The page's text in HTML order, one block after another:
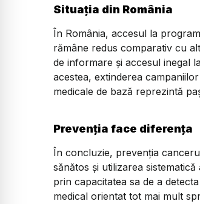
Situația din România
În România, accesul la
rămâne redus comparativ cu
de informare și accesul inegal
acestea, extinderea
medicale de bază reprezintă
Prevenția face diferența
În concluzie, prevenția
sănătos și utilizarea
prin capacitatea sa de a
medical orientat tot mai mult